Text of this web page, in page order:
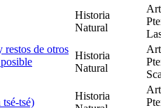
Historia
Natural
restos de otros
Historia
Natural
tsé)
Historia